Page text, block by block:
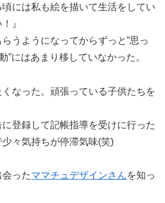
頃には私も絵を描いて生活をしてい
』
うようになってからずっと”思っ
”にはあまり移していなかった。
なった。頑張っている子供たちを
登録して記帳指導を受けに行った
々気持ちが停滞気味(笑)
ったママチュデザインさんを知っ